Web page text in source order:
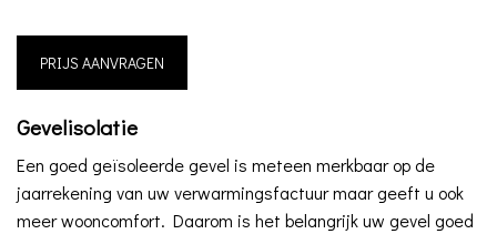
PRIJS AANVRAGEN
Gevelisolatie
Een goed geïsoleerde gevel is meteen merkbaar op de
jaarrekening van uw verwarmingsfactuur maar geeft u ook
meer wooncomfort. Daarom is het belangrijk uw gevel goed